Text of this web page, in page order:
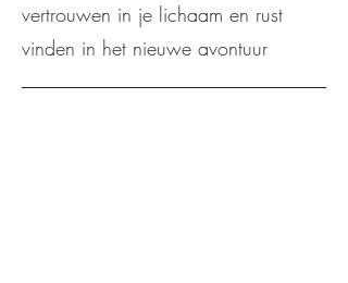
vertrouwen in je lichaam en rust
vinden in het nieuwe avontuur